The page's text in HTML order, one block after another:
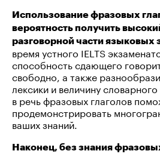
Использование фразовых
вероятность получить
разговорной части языковых
время устного IELTS
способность сдающего
свободно, а также
лексики и величину
в речь фразовых глаголов
продемонстрировать
ваших знаний.
Наконец, без знания